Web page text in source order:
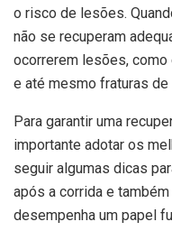
o risco de lesões.
não se recuperam
ocorrerem lesões,
e até mesmo fraturas
Para garantir uma
importante adotar os
seguir algumas dicas
após a corrida e
desempenha um papel